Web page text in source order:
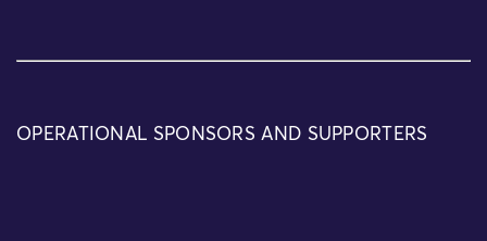
OPERATIONAL SPONSORS AND SUPPORTERS